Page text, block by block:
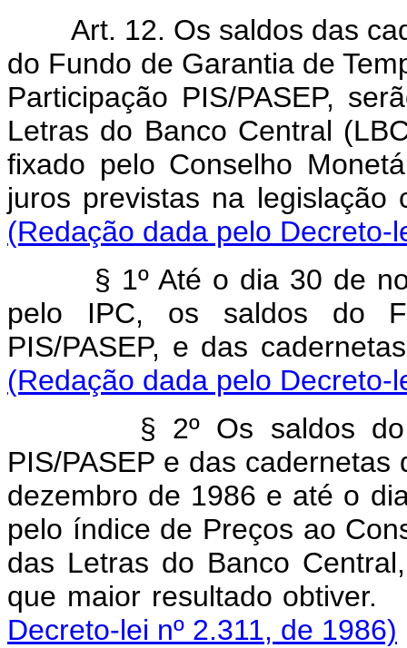
Art. 12. Os saldos das
do Fundo de Garantia de
Participação PIS/PASEP,
Letras do Banco Central
fixado pelo Conselho
juros previstas na
(Redação dada pelo Decreto-
§ 1º Até o dia 30 de
pelo IPC, os saldos do
PIS/PASEP, e das
(Redação dada pelo Decreto-
§ 2º Os saldos
PIS/PASEP e das
dezembro de 1986 e até o
pelo índice de Preços ao
das Letras do Banco
que maior
Decreto-lei nº 2.311, de 1986)